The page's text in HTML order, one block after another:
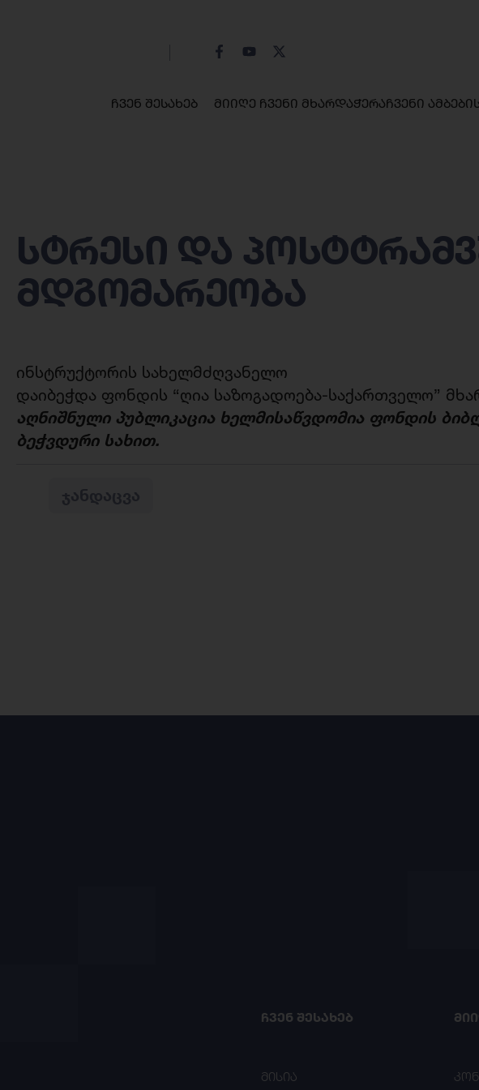
ჩვენ შესახებ მიიღე ჩვენი მხარდაჭერაჩვენი ამბები
სტრესი და
მდგომარეობა
ინსტრუქტორის სახელმძღვანელო
დაიბეჭდა ფონდის “ღია საზოგადოება-საქართველო”
აღნიშნული პუბლიკაცია ხელმისაწვდომია ფონდის
ბეჭვდური სახით.
ᲩᲕᲔᲜ ᲨᲔᲡᲐᲮᲔᲑ
მისია